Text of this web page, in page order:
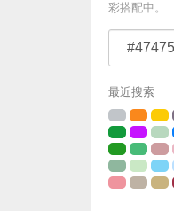
彩搭配中。
最近搜索